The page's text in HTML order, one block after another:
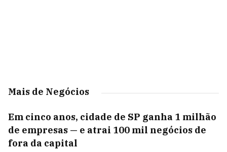
Mais de Negócios
Em cinco anos, cidade de SP ganha 1 milhão
de empresas — e atrai 100 mil negócios de
fora da capital